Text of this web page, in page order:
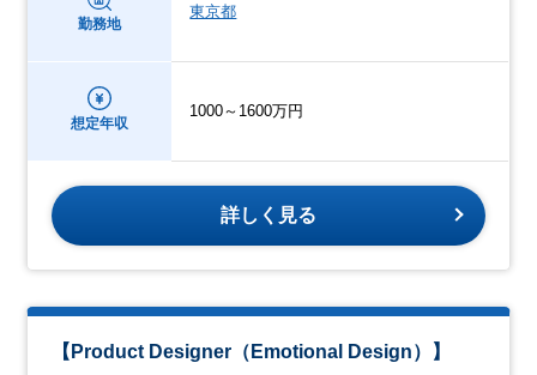
勤務地
東京都
想定年収
1000～1600万円
詳しく見る
【Product Designer（Emotional Design）】